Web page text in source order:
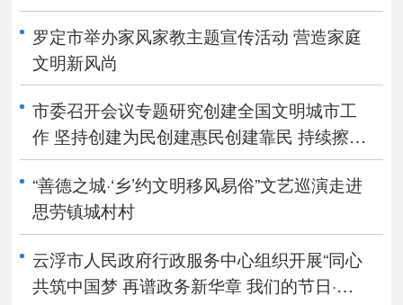
罗定市举办家风家教主题宣传活动 营造家庭
文明新风尚
市委召开会议专题研究创建全国文明城市工
作 坚持创建为民创建惠民创建靠民 持续擦亮
云浮高质量发展的文明底色 卢荣春主持会议
“善德之城·‘乡’约文明移风易俗”文艺巡演走进
思劳镇城村村
云浮市人民政府行政服务中心组织开展“同心
共筑中国梦 再谱政务新华章 我们的节日·精